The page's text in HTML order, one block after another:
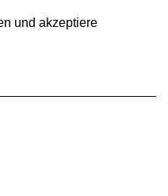
und akzeptiere